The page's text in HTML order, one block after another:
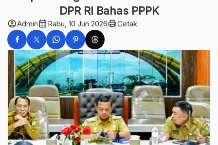
DPR RI Bahas PPPK
account_circleAdmincalendar_month Rabu, 10 Jun 2026printCetak